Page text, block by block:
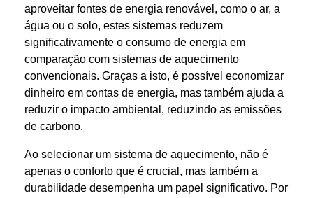
aproveitar fontes de energia renovável, como o ar, a
água ou o solo, estes sistemas reduzem
significativamente o consumo de energia em
comparação com sistemas de aquecimento
convencionais. Graças a isto, é possível economizar
dinheiro em contas de energia, mas também ajuda a
reduzir o impacto ambiental, reduzindo as emissões
de carbono.
Ao selecionar um sistema de aquecimento, não é
apenas o conforto que é crucial, mas também a
durabilidade desempenha um papel significativo. Por